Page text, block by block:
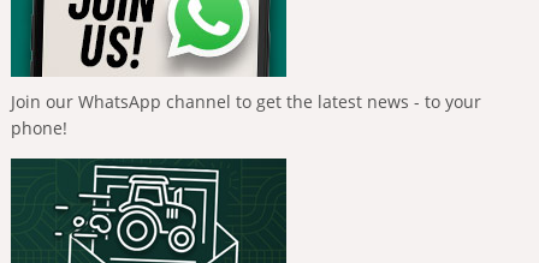
Join our WhatsApp channel to get the latest news - to your
phone!